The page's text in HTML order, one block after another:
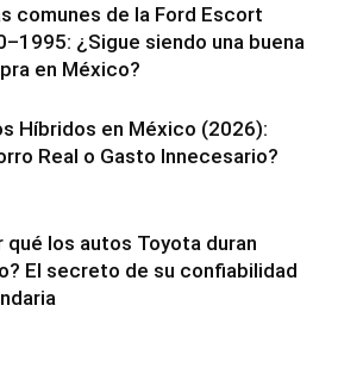
comunes de la Ford Escort
¿Sigue siendo una buena
en México?
Híbridos en México (2026):
Real o Gasto Innecesario?
qué los autos Toyota duran
El secreto de su confiabilidad